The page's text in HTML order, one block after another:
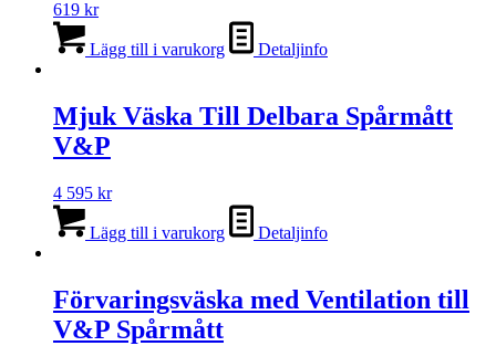
619 kr
Lägg till i varukorg Detaljinfo
Mjuk Väska Till Delbara Spårmått
V&P
4 595 kr
Lägg till i varukorg Detaljinfo
Förvaringsväska med Ventilation till
V&P Spårmått